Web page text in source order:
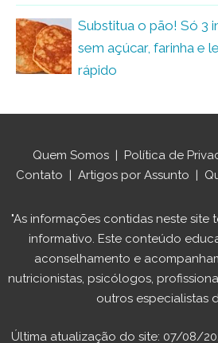
Substitua o pão! Só 3
sem açúcar, farinha e
rápido
Quem Somos | Política de
Contato | Artigos por Assunto |
"As informações contidas neste site
informativo. Este conteúdo
aconselhamento e
nutricionistas, psicólogos,
outros especialistas
Última atualização do site: 07/08/